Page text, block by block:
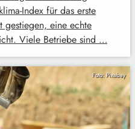
Index für das erste
eine echte
Viele Betriebe sind …
Foto: Pixabay